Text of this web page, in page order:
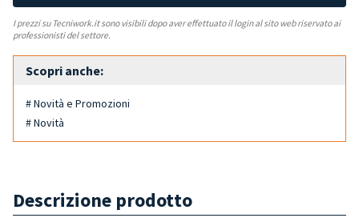
I prezzi su Tecniwork.it sono visibili dopo aver effettuato il login al sito web riservato ai
professionisti del settore.
Scopri anche:
# Novità e Promozioni
# Novità
Descrizione prodotto